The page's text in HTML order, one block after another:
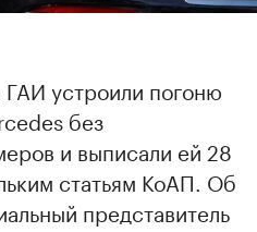
устроили погоню
без
и выписали ей 28
статьям КоАП. Об
представитель